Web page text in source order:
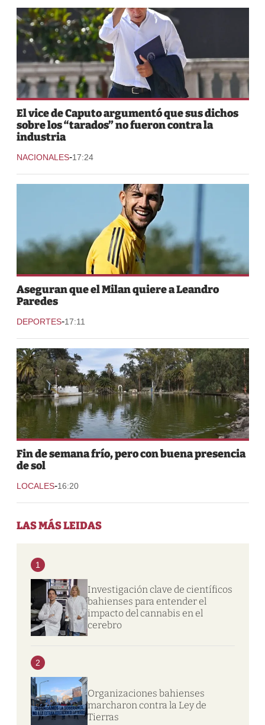
El vice de Caputo argumentó que sus dichos
sobre los “tarados” no fueron contra la
industria
NACIONALES-17:24
Aseguran que el Milan quiere a Leandro
Paredes
DEPORTES-17:11
Fin de semana frío, pero con buena presencia
de sol
LOCALES-16:20
LAS MÁS LEIDAS
1
Investigación clave de científicos
bahienses para entender el
impacto del cannabis en el
cerebro
2
Organizaciones bahienses
marcharon contra la Ley de
Tierras